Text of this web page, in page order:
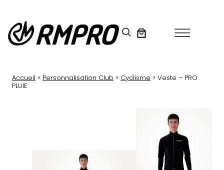
contenu
Accueil > Personnalisation Club > Cyclisme > Veste – PRO
PLUIE